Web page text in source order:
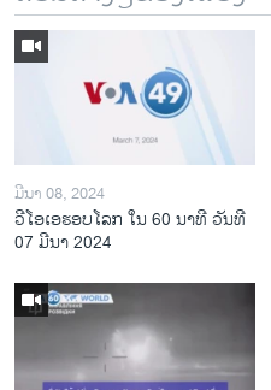
ມີນາ 08, 2024
ວີໂອເອຮອບໂລກ ໃນ 60 ນາທີ ວັນທີ
07 ມີນາ 2024